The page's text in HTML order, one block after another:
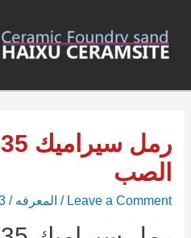
الصب
Leave a Comment
/المعرفه /